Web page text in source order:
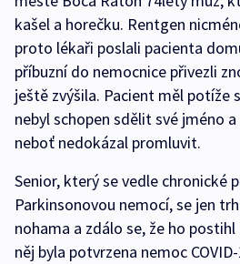
kašel a horečku. Rentgen
proto lékaři poslali pacienta
příbuzní do nemocnice přivezli
ještě zvýšila. Pacient měl potíže
nebyl schopen sdělit své jméno
neboť nedokázal promluvit.
Senior, který se vedle chronické
Parkinsonovou nemocí, se jen
nohama a zdálo se, že ho
něj byla potvrzena nemoc